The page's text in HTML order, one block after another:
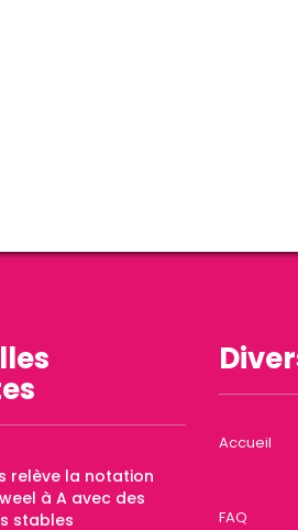
relève la notation
à A avec des
stables
Accueil
FAQ